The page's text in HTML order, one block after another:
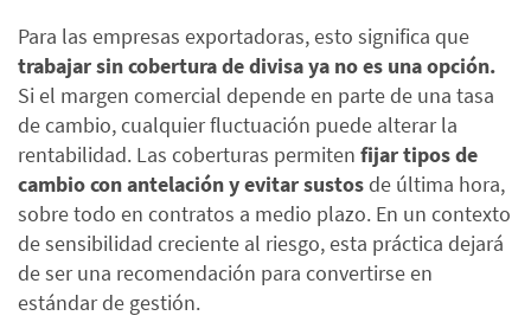
Para las empresas exportadoras, esto significa que
trabajar sin cobertura de divisa ya no es una opción.
Si el margen comercial depende en parte de una tasa
de cambio, cualquier fluctuación puede alterar la
rentabilidad. Las coberturas permiten fijar tipos de
cambio con antelación y evitar sustosde última hora,
sobre todo en contratos a medio plazo. En un contexto
de sensibilidad creciente al riesgo, esta práctica dejará
de ser una recomendación para convertirse en
estándar de gestión.